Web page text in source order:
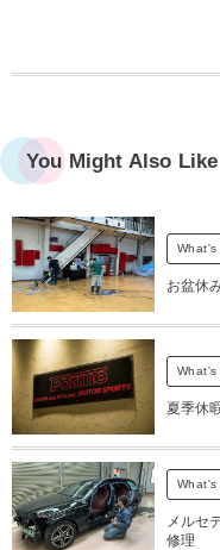
You Might Also Like
What's
お盆休
What's
夏季休
What's
メルセ
修理